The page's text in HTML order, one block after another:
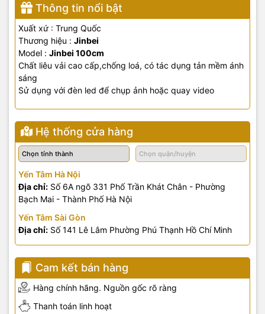
Thông tin nổi bật
Xuất xứ : Trung Quốc
Thương hiệu : Jinbei
Model : Jinbei 100cm
Chất liêu vải cao cấp,chống loá, có tác dụng tản mềm ánh
sáng
Sử dụng với đèn led để chụp ảnh hoặc quay video
Hệ thống cửa hàng
Yến Tâm Hà Nội
Địa chỉ: Số 6A ngõ 331 Phố Trần Khát Chân - Phường
Bạch Mai - Thành Phố Hà Nội
Yến Tâm Sài Gòn
Địa chỉ: Số 141 Lê Lâm Phường Phú Thạnh Hồ Chí Minh
Cam kết bán hàng
Hàng chính hãng. Nguồn gốc rõ ràng
Thanh toán linh hoạt